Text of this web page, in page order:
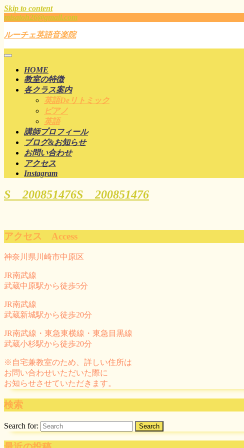
Skip to content
misatoh26@gmail.com
ルーチェ英語音楽院
HOME
教室の特徴
各クラス案内
英語deリトミック
ピアノ
英語
講師プロフィール
ブログ&お知らせ
お問い合わせ
アクセス
Instagram
S__200851476S__200851476
アクセス Access
神奈川県川崎市中原区
JR南武線
武蔵中原駅から徒歩5分
JR南武線
武蔵新城駅から徒歩20分
JR南武線・東急東横線・東急目黒線
武蔵小杉駅から徒歩20分
※自宅兼教室のため、詳しい住所は
お問い合わせいただいた際に
お知らせさせていただきます。
検索
Search for: